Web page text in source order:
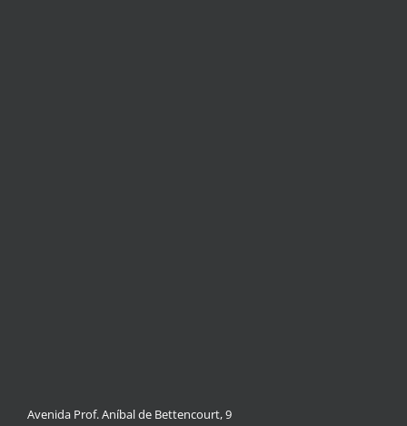
Avenida Prof. Aníbal de Bettencourt, 9